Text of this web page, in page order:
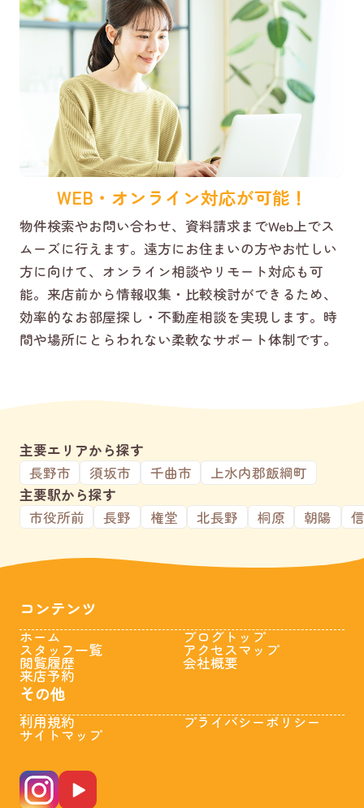
WEB・オンライン対応が可能！
物件検索やお問い合わせ、資料請求までWeb上でス
ムーズに行えます。遠方にお住まいの方やお忙しい
方に向けて、オンライン相談やリモート対応も可
能。来店前から情報収集・比較検討ができるため、
効率的なお部屋探し・不動産相談を実現します。時
間や場所にとらわれない柔軟なサポート体制です。
主要エリアから探す
長野市
須坂市 千曲市
上水内郡飯綱町
主要駅から探す
市役所前
長野 権堂 北長野 桐原 朝陽
コンテンツ
ホーム
スタッフ一覧
閲覧履歴
来店予約
ブログトップ
アクセスマップ
会社概要
その他
利用規約
サイトマップ
プライバシーポリシー